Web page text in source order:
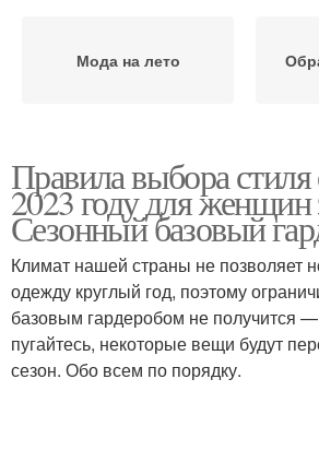
Мода на лето
Мода на весну
Луки для полных
девушек
Правила выбора
2023 году для женщин
Сезонный базовый
Климат нашей страны не позволяет
одежду круглый год, поэтому
базовым гардеробом не получится
пугайтесь, некоторые вещи будут
сезон. Обо всем по порядку.